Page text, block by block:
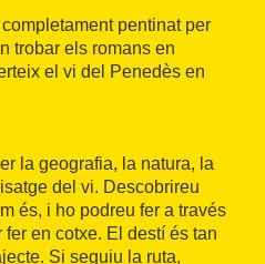
pentinat per
trobar els romans en
el vi del Penedès en
la geografia, la natura, la
del vi. Descobrireu
és, i ho podreu fer a través
en cotxe. El destí és tan
Si seguiu la ruta,